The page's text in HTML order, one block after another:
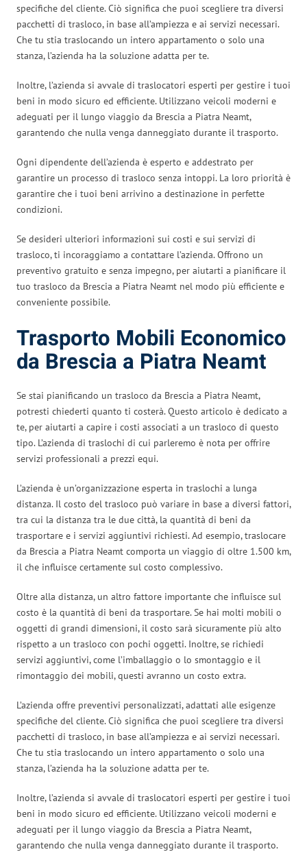
specifiche del cliente. Ciò significa che puoi scegliere tra diversi
pacchetti di trasloco, in base all’ampiezza e ai servizi necessari.
Che tu stia traslocando un intero appartamento o solo una
stanza, l’azienda ha la soluzione adatta per te.
Inoltre, l’azienda si avvale di traslocatori esperti per gestire i tuoi
beni in modo sicuro ed efficiente. Utilizzano veicoli moderni e
adeguati per il lungo viaggio da Brescia a Piatra Neamt,
garantendo che nulla venga danneggiato durante il trasporto.
Ogni dipendente dell’azienda è esperto e addestrato per
garantire un processo di trasloco senza intoppi. La loro priorità è
garantire che i tuoi beni arrivino a destinazione in perfette
condizioni.
Se desideri ulteriori informazioni sui costi e sui servizi di
trasloco, ti incoraggiamo a contattare l’azienda. Offrono un
preventivo gratuito e senza impegno, per aiutarti a pianificare il
tuo trasloco da Brescia a Piatra Neamt nel modo più efficiente e
conveniente possibile.
Trasporto Mobili Economico
da Brescia a Piatra Neamt
Se stai pianificando un trasloco da Brescia a Piatra Neamt,
potresti chiederti quanto ti costerà. Questo articolo è dedicato a
te, per aiutarti a capire i costi associati a un trasloco di questo
tipo. L’azienda di traslochi di cui parleremo è nota per offrire
servizi professionali a prezzi equi.
L’azienda è un’organizzazione esperta in traslochi a lunga
distanza. Il costo del trasloco può variare in base a diversi fattori,
tra cui la distanza tra le due città, la quantità di beni da
trasportare e i servizi aggiuntivi richiesti. Ad esempio, traslocare
da Brescia a Piatra Neamt comporta un viaggio di oltre 1.500 km,
il che influisce certamente sul costo complessivo.
Oltre alla distanza, un altro fattore importante che influisce sul
costo è la quantità di beni da trasportare. Se hai molti mobili o
oggetti di grandi dimensioni, il costo sarà sicuramente più alto
rispetto a un trasloco con pochi oggetti. Inoltre, se richiedi
servizi aggiuntivi, come l’imballaggio o lo smontaggio e il
rimontaggio dei mobili, questi avranno un costo extra.
L’azienda offre preventivi personalizzati, adattati alle esigenze
specifiche del cliente. Ciò significa che puoi scegliere tra diversi
pacchetti di trasloco, in base all’ampiezza e ai servizi necessari.
Che tu stia traslocando un intero appartamento o solo una
stanza, l’azienda ha la soluzione adatta per te.
Inoltre, l’azienda si avvale di traslocatori esperti per gestire i tuoi
beni in modo sicuro ed efficiente. Utilizzano veicoli moderni e
adeguati per il lungo viaggio da Brescia a Piatra Neamt,
garantendo che nulla venga danneggiato durante il trasporto.